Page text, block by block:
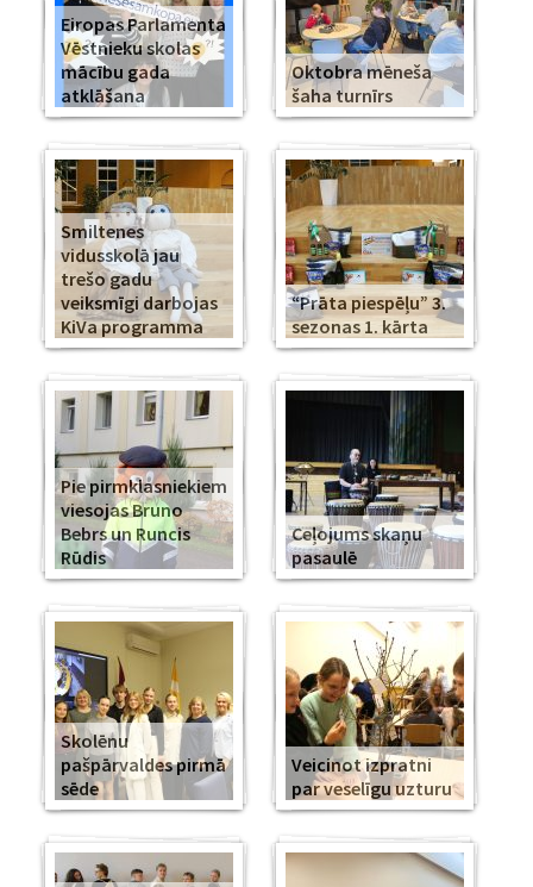
Eiropas Parlamenta
Vēstnieku skolas
mācību gada
atklāšana
Oktobra mēneša
šaha turnīrs
Smiltenes
vidusskolā jau
trešo gadu
veiksmīgi darbojas
KiVa programma
“Prāta piespēļu” 3.
sezonas 1. kārta
Pie pirmklasniekiem
viesojas Bruno
Bebrs un Runcis
Rūdis
Ceļojums skaņu
pasaulē
Skolēnu
pašpārvaldes pirmā
sēde
Veicinot izpratni
par veselīgu uzturu